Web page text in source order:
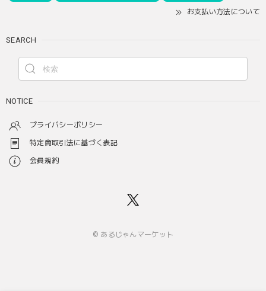
お支払い方法について
SEARCH
NOTICE
プライバシーポリシー
特定商取引法に基づく表記
会員規約
© あるじゃんマーケット